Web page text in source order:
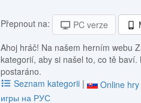
Přepnout na: PC verze
Ahoj hráč! Na našem herním webu
kategorií, aby si našel to, co tě
postaráno.
Seznam kategorii | Online
игры на РУС